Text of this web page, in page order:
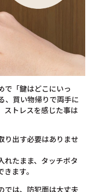
で「鍵はどこにいっ
、買い物帰りで両手に
ストレスを感じた事は
り出す必要はありませ
れたまま、タッチボタ
ます。
では、防犯面は大丈夫